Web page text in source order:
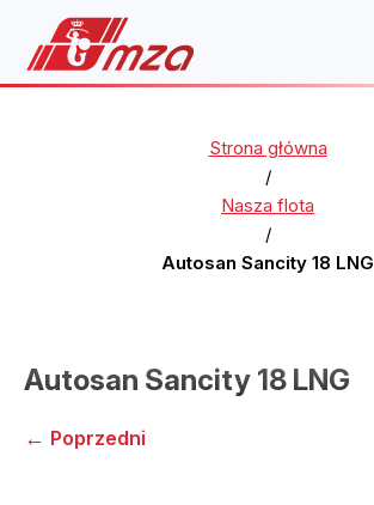
Strona główna
/
Nasza flota
/
Autosan Sancity 18 LNG
Autosan Sancity 18 LNG
← Poprzedni